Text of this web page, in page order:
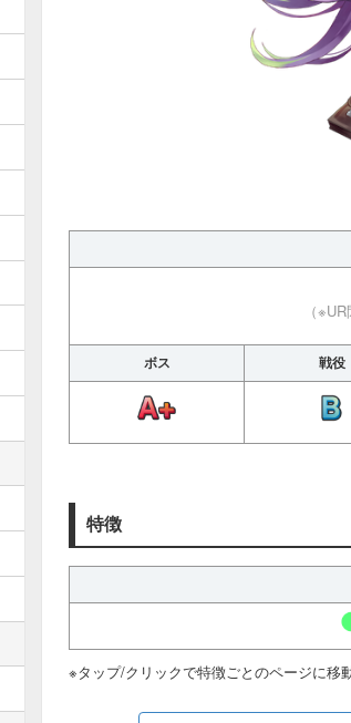
（
ボス 戦役
特徴
※タップ/クリックで特徴ごとのページに移